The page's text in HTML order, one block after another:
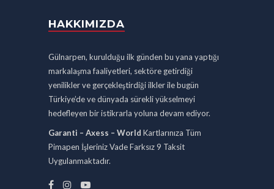
HAKKIMIZDA
Gülnarpen, kurulduğu ilk günden bu yana yaptığı
markalaşma faaliyetleri, sektöre getirdiği
yenilikler ve gerçekleştirdiği ilkler ile bugün
Türkiye’de ve dünyada sürekli yükselmeyi
hedefleyen bir istikrarla yoluna devam ediyor.
Garanti – Axess – World Kartlarınıza Tüm
Pimapen İşleriniz Vade Farksız 9 Taksit
Uygulanmaktadır.